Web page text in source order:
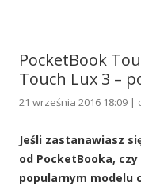
PocketBook
Touch Lux 3 –
21 września 2016 18:09 |
Jeśli zastanawiasz
od PocketBooka,
popularnym modelu